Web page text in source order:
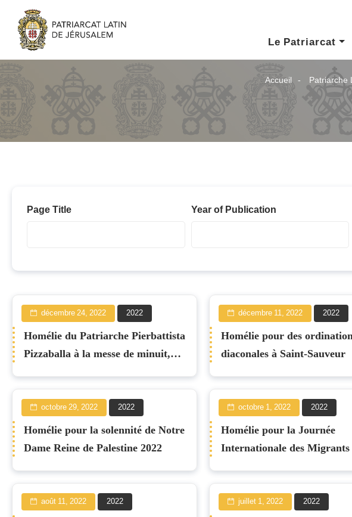
Le Patriarcat
Accueil Patriarche
Page Title Year of Publication
décembre 24, 2022 2022
Homélie du Patriarche Pierbattista
Pizzaballa à la messe de minuit,
décembre 11, 2022 2022
Homélie pour des
diaconales à Saint-Sauveur
octobre 29, 2022 2022
Homélie pour la solennité de Notre
Dame Reine de Palestine 2022
octobre 1, 2022 2022
Homélie pour la Journée
Internationale des Migrants
août 11, 2022 2022 juillet 1, 2022 2022